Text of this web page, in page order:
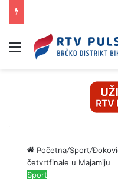
Izbornik
Početna/Sport/
četvrtfinale u Majamiju
Sport